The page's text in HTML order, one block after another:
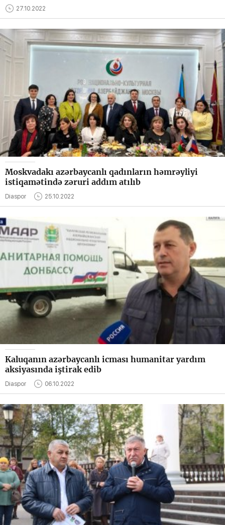
27.10.2022
Moskvadakı azərbaycanlı qadınların həmrəyliyi
istiqamətində zəruri addım atılıb
Diaspor 25.10.2022
Kaluqanın azərbaycanlı icması humanitar yardım
aksiyasında iştirak edib
Diaspor 06.10.2022